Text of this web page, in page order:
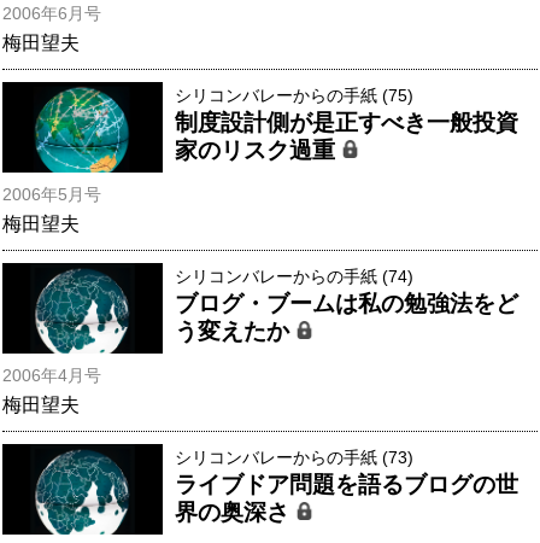
2006年6月号
梅田望夫
シリコンバレーからの手紙 (75)
制度設計側が是正すべき一般投資
家のリスク過重
2006年5月号
梅田望夫
シリコンバレーからの手紙 (74)
ブログ・ブームは私の勉強法をど
う変えたか
2006年4月号
梅田望夫
シリコンバレーからの手紙 (73)
ライブドア問題を語るブログの世
界の奥深さ